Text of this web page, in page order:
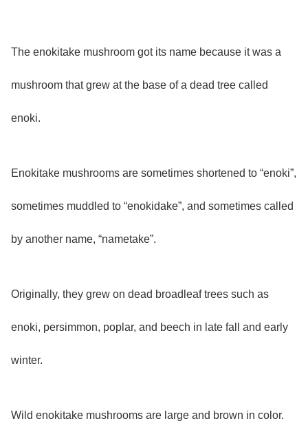
The enokitake mushroom got its name because it was a
mushroom that grew at the base of a dead tree called
enoki.
Enokitake mushrooms are sometimes shortened to “enoki”,
sometimes muddled to “enokidake”, and sometimes called
by another name, “nametake”.
Originally, they grew on dead broadleaf trees such as
enoki, persimmon, poplar, and beech in late fall and early
winter.
Wild enokitake mushrooms are large and brown in color.